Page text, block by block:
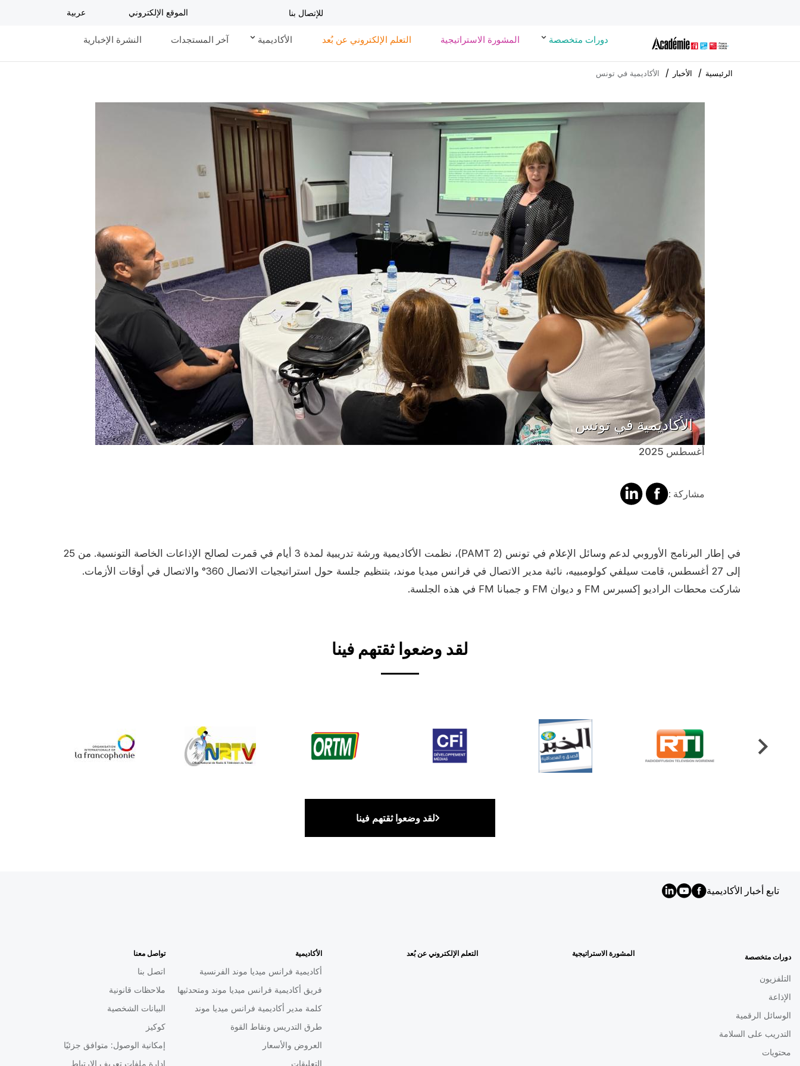
المحتوى
الرئيسي
للإتصال بنا الموقع الإلكتروني عربية
دورات متخصصة المشورة الاستراتيجية التعلم الإلكتروني عن بُعد الأكاديمية آخر المستجدات النشرة الإخبارية
الرئيسية الأخبار الأكاديمية في تونس
الأكاديمية في تونس
أغسطس 2025
مشاركة :مشاركة
على
مشالرة
على
Contenu
في إطار البرنامج الأوروبي لدعم وسائل الإعلام في تونس (PAMT 2)، نظمت الأكاديمية ورشة تدريبية لمدة 3 أيام في قمرت لصالح الإذاعات الخاصة التونسية. من 25
إلى 27 أغسطس، قامت سيلفي كولومبييه، نائبة مدير الاتصال في فرانس ميديا موند، بتنظيم جلسة حول استراتيجيات الاتصال 360° والاتصال في أوقات الأزمات.
شاركت محطات الراديو إكسبرس FM و ديوان FM و جمبانا FM في هذه الجلسة.
لقد وضعوا ثقتهم فينا
لقد وضعوا ثقتهم فينا
تابع أخبار الأكاديمية
AR
دورات متخصصة
التلفزيون
الإذاعة
الوسائل الرقمية
التدريب على السلامة
محتويات
المشورة الاستراتيجية التعلم الإلكتروني عن بُعد الأكاديمية
أكاديمية فرانس ميديا موند الفرنسية
فريق أكاديمية فرانس ميديا موند ومتحدثيها
كلمة مدير أكاديمية فرانس ميديا موند
طرق التدريس ونقاط القوة
العروض والأسعار
التعليقات
تواصل معنا
اتصل بنا
ملاحظات قانونية
البيانات الشخصية
كوكيز
إمكانية الوصول: متوافق جزئيًا
إدارة ملفات تعريف الارتباط